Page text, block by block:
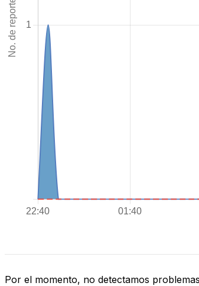
Por el momento, no detectamos